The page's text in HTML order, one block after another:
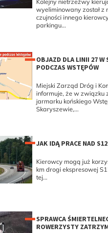
Kolejny nietrzeźwy
wyeliminowany został z
czujności innego
parkingu...
OBJAZD DLA LINII 27 W
PODCZAS WSTĘPÓW
Miejski Zarząd Dróg i
informuje, że w związku
jarmarku końskiego
Skaryszewie,...
JAK IDĄ PRACE NAD
Kierowcy mogą już
km drogi ekspresowej
tej...
SPRAWCA
ROWERZYSTY